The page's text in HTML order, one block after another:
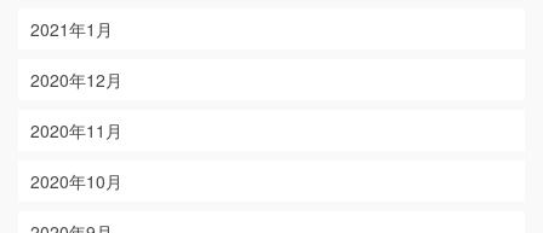
2021年1月
2020年12月
2020年11月
2020年10月